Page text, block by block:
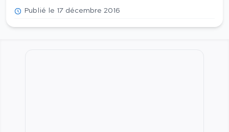
Publié le 17 décembre 2016